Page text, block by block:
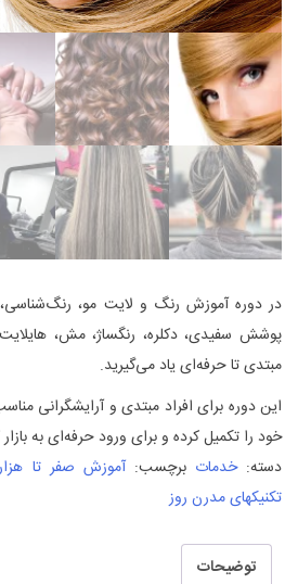
در دوره آموزش رنگ و لایت مو، رنگ‌شناسی،
پوشش سفیدی، دکلره، رنگساژ، مش، هایلایت،
مبتدی تا حرفه‌ای یاد می‌گیرید.
این دوره برای افراد مبتدی و آرایشگرانی
خود را تکمیل کرده و برای ورود حرفه‌ای به بازار
دسته:خدمات برچسب:آموزش صفر تا
تکنیکهای مدرن روز
توضیحات